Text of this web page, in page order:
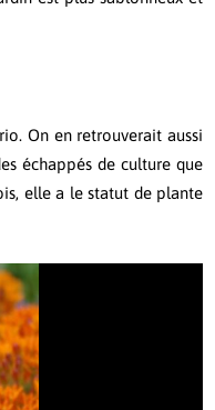
On en retrouverait aussi
échappés de culture que
elle a le statut de plante